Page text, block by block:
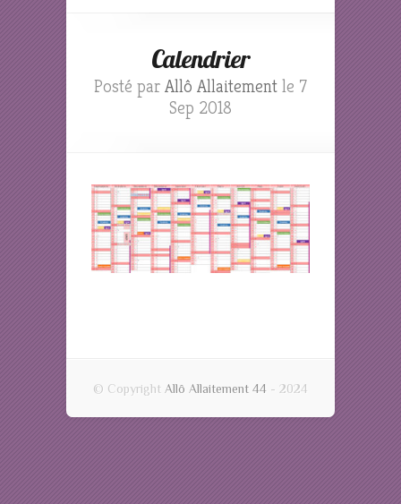
Calendrier
Posté par Allô Allaitement le 7
Sep 2018
© Copyright Allô Allaitement 44 - 2024